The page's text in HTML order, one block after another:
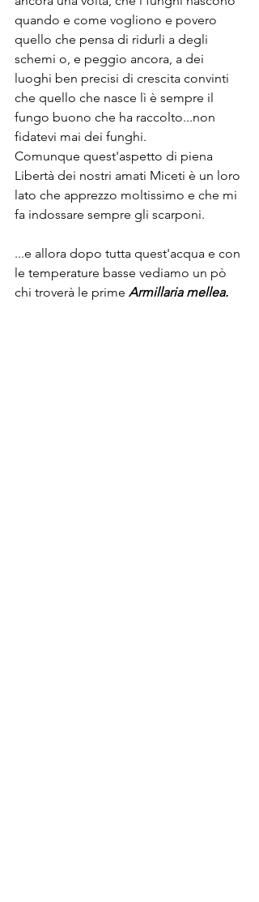
quando e come vogliono e povero
quello che pensa di ridurli a degli
schemi o, e peggio ancora, a dei
luoghi ben precisi di crescita convinti
che quello che nasce lì è sempre il
fungo buono che ha raccolto...non
fidatevi mai dei funghi.
Comunque quest'aspetto di piena
Libertà dei nostri amati Miceti è un loro
lato che apprezzo moltissimo e che mi
fa indossare sempre gli scarponi.
...e allora dopo tutta quest'acqua e con
le temperature basse vediamo un pò
chi troverà le prime Armillaria mellea.